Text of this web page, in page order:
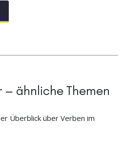
– ähnliche Themen
Überblick über Verben im